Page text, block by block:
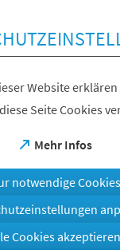
Website
Seite Cookies
Mehr Infos
(Öffnet
einem
Tab)
notwendige Cookies
Cookies akzeptieren